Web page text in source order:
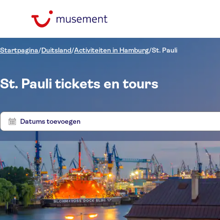
Startpagina/Duitsland/Activiteiten in Hamburg/St. Pauli
St. Pauli tickets en tours
Datums toevoegen
Prijs (per volwassene)
Min. € Max. €
Hoteltransfer
NO-PICKUP
Ticketopties
Instant confirmation
Free cancellation
Categorieën
Activiteiten
Taal